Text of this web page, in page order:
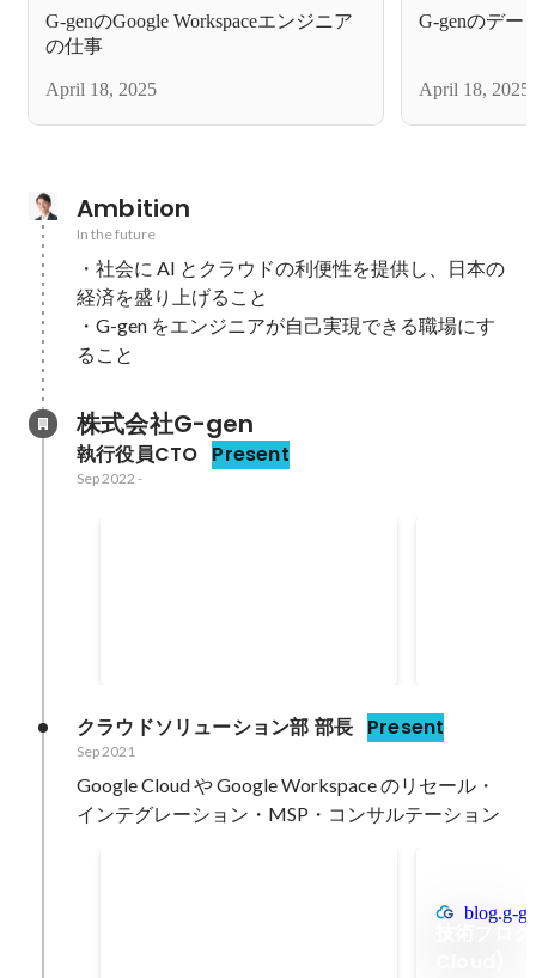
G-genのGoogle Workspaceエンジニア
の仕事
April 18, 2025
G-genのデー
April 18, 2025
Ambition
In the future
・社会に AI とクラウドの利便性を提供し、日本の
経済を盛り上げること
・G-gen をエンジニアが自己実現できる職場にす
ること
株式会社G-gen
執行役員CTO Present
Sep 2022 -
クラウドソリューション部 部長 Present
Sep 2021
Google Cloud や Google Workspace のリセール・
インテグレーション・MSP・コンサルテーション
blog.g-